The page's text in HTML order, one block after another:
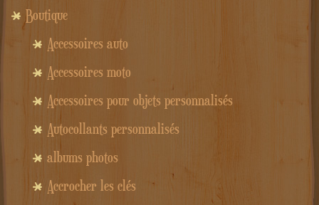
Boutique
Accessoires auto
Accessoires moto
Accessoires pour objets personnalisés
Autocollants personnalisés
albums photos
Accrocher les clés